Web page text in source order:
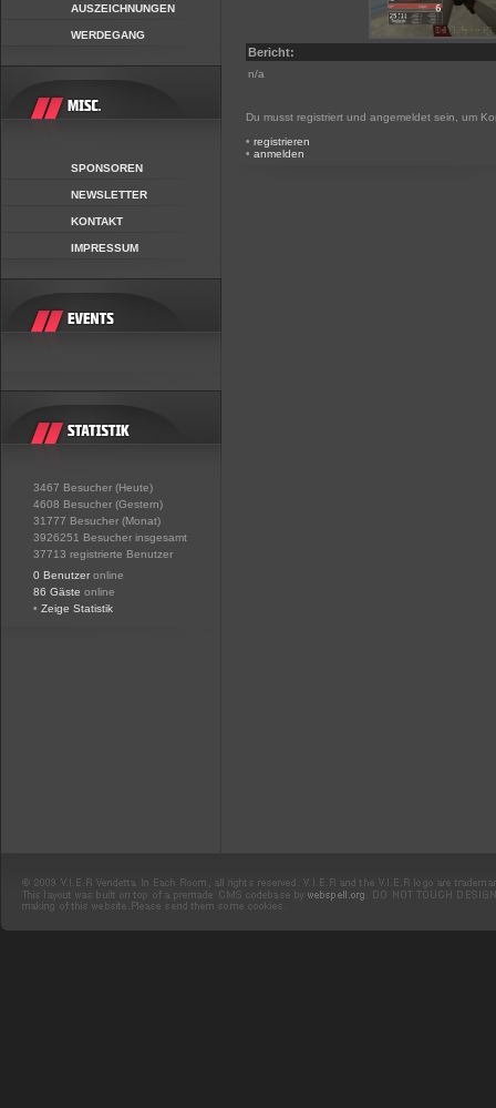
AUSZEICHNUNGEN
WERDEGANG
SPONSOREN
NEWSLETTER
KONTAKT
IMPRESSUM
3467 Besucher (Heute)
4608 Besucher (Gestern)
31777 Besucher (Monat)
3926251 Besucher insgesamt
37713 registrierte Benutzer
0 Benutzer online
86 Gäste online
• Zeige Statistik
Bericht:
n/a
Du musst registriert und angemeldet sein, um
• registrieren
• anmelden